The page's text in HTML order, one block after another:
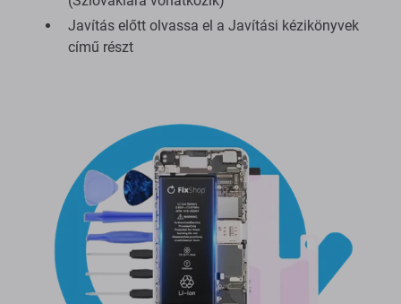
Javítás előtt olvassa el a Javítási kézikönyvek
című részt